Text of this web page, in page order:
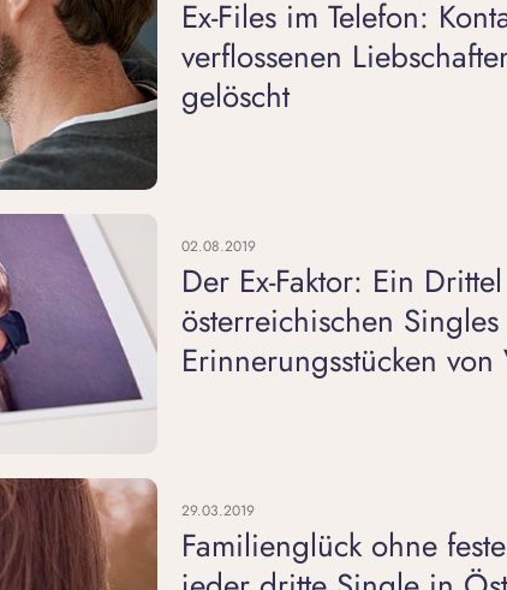
Ex-Files im Telefon:
verflossenen
gelöscht
02.08.2019
Der Ex-Faktor: Ein
österreichischen
Erinnerungsstücken von
29.03.2019
Familienglück ohne